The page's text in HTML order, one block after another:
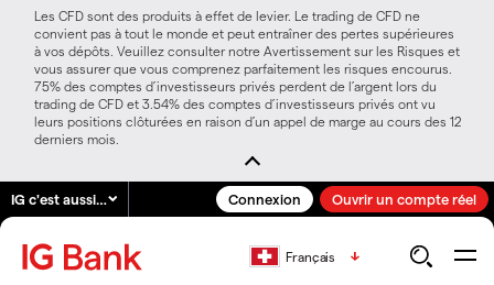
Les CFD sont des produits à effet de levier. Le trading de CFD ne
convient pas à tout le monde et peut entraîner des pertes supérieures
à vos dépôts. Veuillez consulter notre Avertissement sur les Risques et
vous assurer que vous comprenez parfaitement les risques encourus.
75% des comptes d’investisseurs privés perdent de l’argent lors du
trading de CFD et 3.54% des comptes d’investisseurs privés ont vu
leurs positions clôturées en raison d’un appel de marge au cours des 12
derniers mois.
IG c'est aussi… Connexion Ouvrir un compte réel
Français